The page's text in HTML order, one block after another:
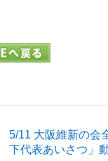
5/11 大阪維新の会
下代表あいさつ」